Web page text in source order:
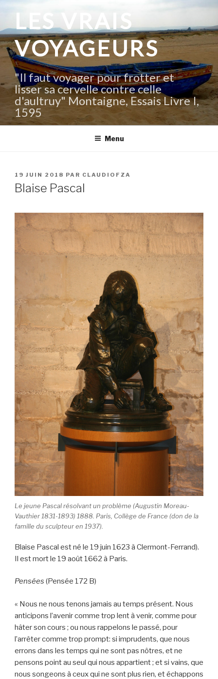
contenu
principal
LES VRAIS
VOYAGEURS
"Il faut voyager pour frotter et
lisser sa cervelle contre celle
d'aultruy" Montaigne, Essais Livre I,
1595
Menu
PUBLIÉ
LE
19 JUIN 2018 PAR CLAUDIOFZA
Blaise Pascal
Le jeune Pascal résolvant un problème (Augustin Moreau-
Vauthier 1831-1893) 1888. Paris, Collège de France (don de la
famille du sculpteur en 1937).
Blaise Pascal est né le 19 juin 1623 à Clermont-Ferrand).
Il est mort le 19 août 1662 à Paris.
Pensées (Pensée 172 B)
« Nous ne nous tenons jamais au temps présent. Nous
anticipons l’avenir comme trop lent à venir, comme pour
hâter son cours ; ou nous rappelons le passé, pour
l’arrêter comme trop prompt: si imprudents, que nous
errons dans les temps qui ne sont pas nôtres, et ne
pensons point au seul qui nous appartient ; et si vains, que
nous songeons à ceux qui ne sont plus rien, et échappons